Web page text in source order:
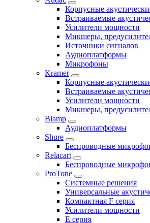
Корпусные
Встраиваемые
Усилители мощности
Микшеры,
Источники сигналов
Аудиоплатформы
Микрофоны
Kramer
Корпусные
Встраиваемые
Усилители мощности
Микшеры,
Biamp
Аудиоплатформы
Shure
Беспроводные
Relacart
Беспроводные
ProTone
Системные решения
Универсальные
Компактная F серия
Усилители мощности
E серия